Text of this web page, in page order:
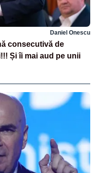
Daniel Onescu
consecutivă de
Și îi mai aud pe unii